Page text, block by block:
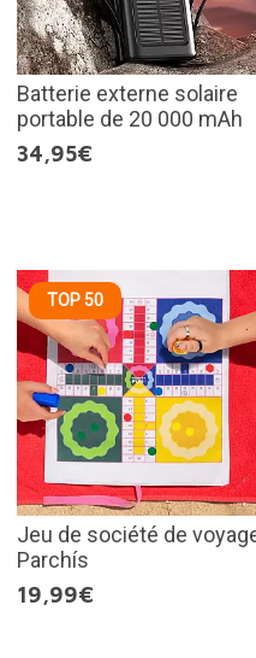
Batterie externe solaire
portable de 20 000 mAh
34,95€
TOP 50
Jeu de société de
Parchís
19,99€